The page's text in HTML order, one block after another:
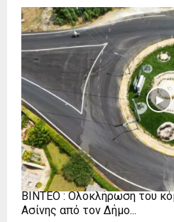
ΒΙΝΤΕΟ : Ολοκλήρωση του
Ασίνης από τον Δήμο...